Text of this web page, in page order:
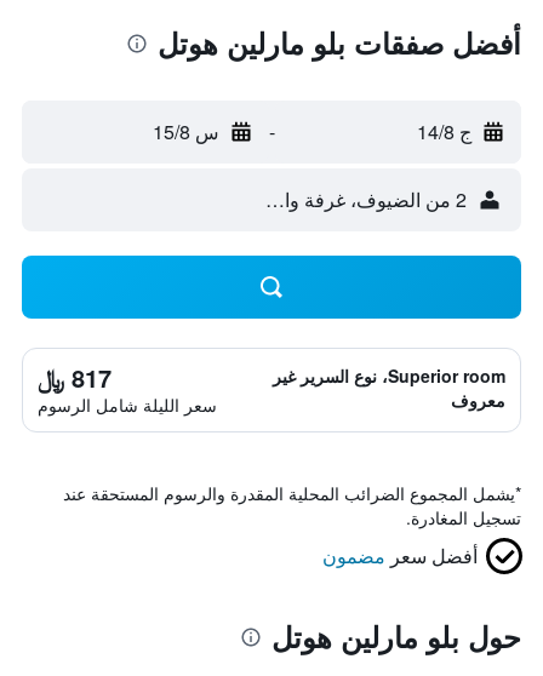
أفضل صفقات بلو مارلين هوتل
ج 14/8 - س 15/8
2 من الضيوف، غرفة واحدة
Superior room، نوع السرير غير
معروف
817 ﷼
سعر الليلة شامل الرسوم
*يشمل المجموع الضرائب المحلية المقدرة والرسوم المستحقة عند
تسجيل المغادرة.
أفضل سعر مضمون
حول بلو مارلين هوتل